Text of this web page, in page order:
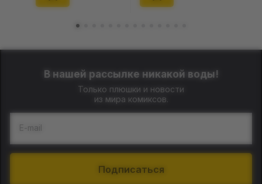
В нашей рассылке никакой воды!
Только плюшки и новости
из мира комиксов.
E-mail
Подписаться